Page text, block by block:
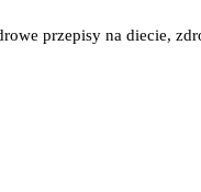
przepisy na diecie,